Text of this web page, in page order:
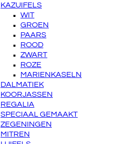
KAZUIFELS
WIT
GROEN
PAARS
ROOD
ZWART
ROZE
MARIENKASELN
DALMATIEK
KOORJASSEN
REGALIA
SPECIAAL GEMAAKT
ZEGENINGEN
MITREN